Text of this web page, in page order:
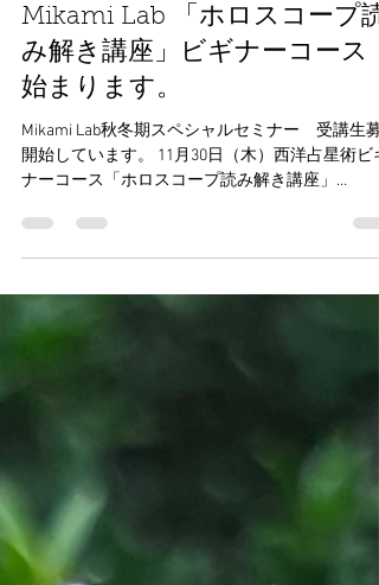
2023年11月17日
Mikami Lab 「ホロスコープ読
み解き講座」ビギナーコー
始まります。
Mikami Lab秋冬期スペシャルセミナー 受講生募
開始しています。 11月30日（木）西洋占星術ビギ
状態が多いMikami...